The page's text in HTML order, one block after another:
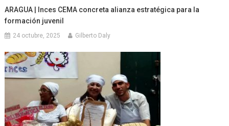
ARAGUA | Inces CEMA concreta alianza estratégica para la
formación juvenil
24 octubre, 2025 Gilberto Daly